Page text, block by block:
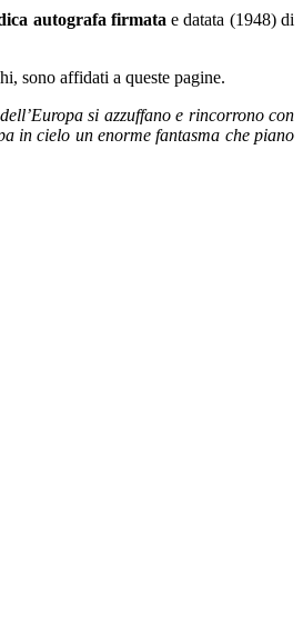
autografa firmata e datata (1948) di
sono affidati a queste pagine.
si azzuffano e rincorrono con
in cielo un enorme fantasma che piano